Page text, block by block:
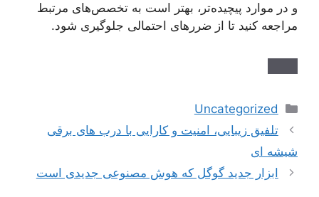
و در موارد پیچیده‌تر، بهتر است به تخصص‌های مرتبط
مراجعه کنید تا از ضررهای احتمالی جلوگیری شود.
دسته‌ها
Uncategorized
ناوبری
نوشته‌ها
تلفیق زیبایی، امنیت و کارایی با درب های برقی
شیشه ای
ابزار جدید گوگل که هوش مصنوعی جدیدی است